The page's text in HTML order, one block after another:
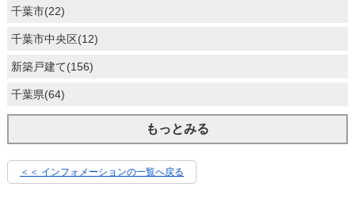
千葉市(22)
千葉市中央区(12)
新築戸建て(156)
千葉県(64)
もっとみる
＜＜ インフォメーションの一覧へ戻る